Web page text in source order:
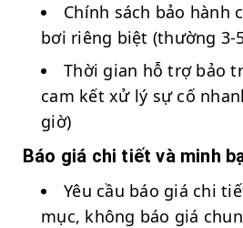
Chính sách bảo hành
bơi riêng biệt (thường 3-
Thời gian hỗ trợ bảo
cam kết xử lý sự cố
giờ)
Báo giá chi tiết và minh
Yêu cầu báo giá chi
mục, không báo giá